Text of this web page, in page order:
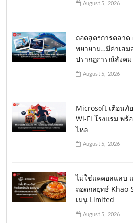
August 5, 2026
ถอดสูตรการตลาด
พยายาม…มีค่าเสม
ปรากฏการณ์สังคม
August 5, 2026
Microsoft เตือนภั
Wi-Fi โรงแรม พ
ไหล
August 5, 2026
ไม่ใช่แค่คอลแลบ
ถอดกลยุทธ์ Khao-
เมนู Limited
August 5, 2026